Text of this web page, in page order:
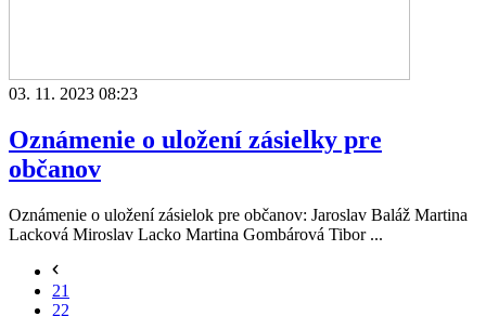
03. 11. 2023 08:23
Oznámenie o uložení zásielky pre
občanov
Oznámenie o uložení zásielok pre občanov: Jaroslav Baláž Martina
Lacková Miroslav Lacko Martina Gombárová Tibor ...
21
22